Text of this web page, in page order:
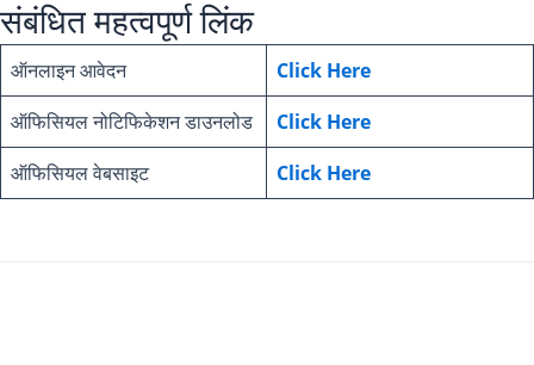
संबंधित महत्वपूर्ण लिंक
ऑनलाइन आवेदन
Click Here
ऑफिसियल नोटिफिकेशन डाउनलोड
Click Here
ऑफिसियल वेबसाइट
Click Here